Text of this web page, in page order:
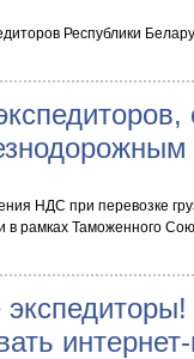
Республики
НДС при перевозке
в рамках Таможенного